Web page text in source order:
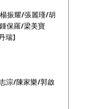
振耀/張麗瑾/胡
保羅/梁美寶
瑞]
淙/陳家樂/郭啟